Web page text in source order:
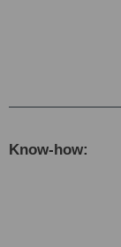
Know-how: